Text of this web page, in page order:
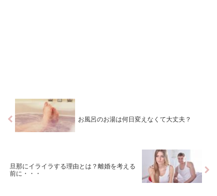
お風呂のお湯は何日変えなくて大丈夫？
旦那にイライラする理由とは？離婚を考える
前に・・・